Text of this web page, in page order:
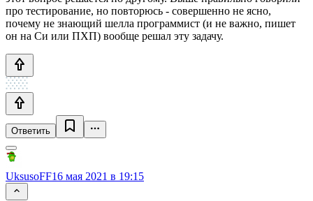
про тестирование, но повторюсь - совершенно не ясно,
почему не знающий шелла программист (и не важно, пишет
он на Си или ПХП) вообще решал эту задачу.
Ответить
UksusoFF16 мая 2021 в 19:15